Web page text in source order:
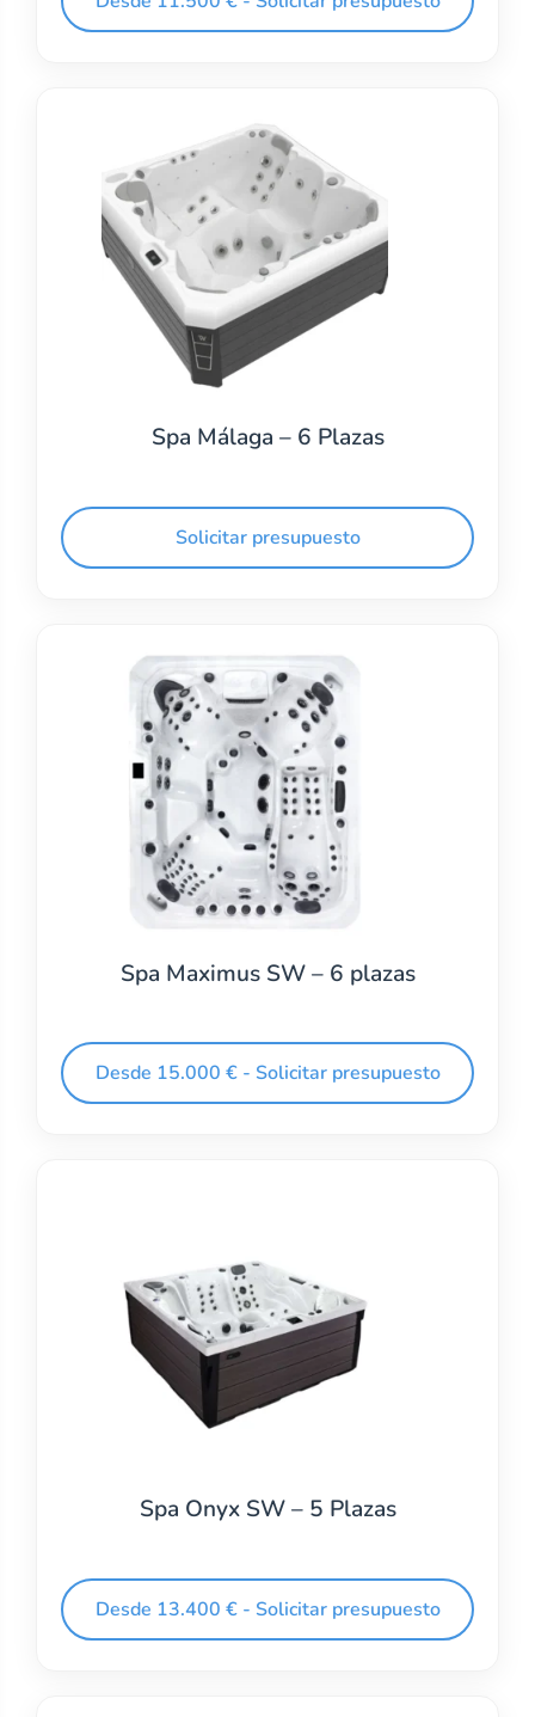
Spa Málaga – 6 Plazas
Solicitar presupuesto
Spa Maximus SW – 6 plazas
Desde 15.000 € - Solicitar presupuesto
Spa Onyx SW – 5 Plazas
Desde 13.400 € - Solicitar presupuesto